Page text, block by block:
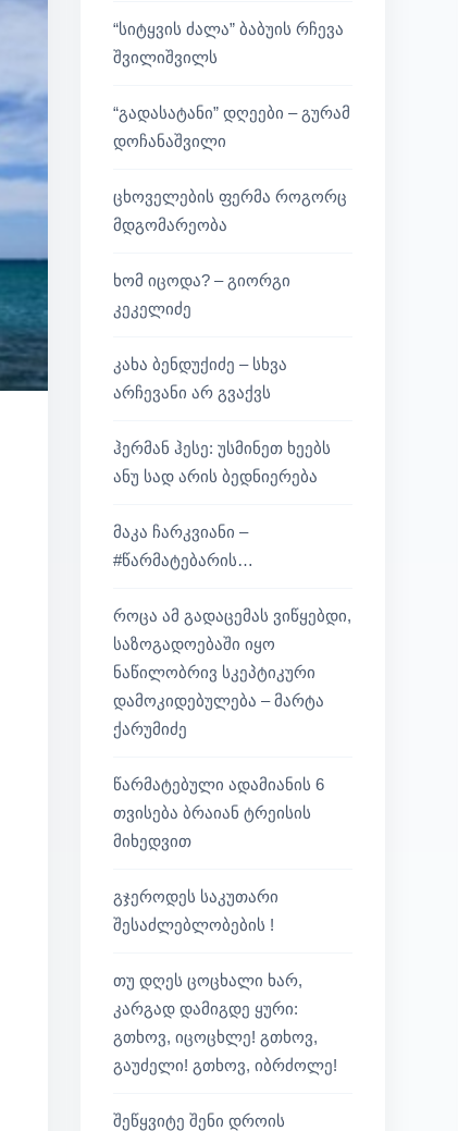
“სიტყვის ძალა” ბაბუის რჩევა
შვილიშვილს
“გადასატანი” დღეები – გურამ
დოჩანაშვილი
ცხოველების ფერმა როგორც
მდგომარეობა
ხომ იცოდა? – გიორგი
კეკელიძე
კახა ბენდუქიძე – სხვა
არჩევანი არ გვაქვს
ჰერმან ჰესე: უსმინეთ ხეებს
ანუ სად არის ბედნიერება
მაკა ჩარკვიანი –
#წარმატებარის…
როცა ამ გადაცემას ვიწყებდი,
საზოგადოებაში იყო
ნაწილობრივ სკეპტიკური
დამოკიდებულება – მარტა
ქარუმიძე
წარმატებული ადამიანის 6
თვისება ბრაიან ტრეისის
მიხედვით
გჯეროდეს საკუთარი
შესაძლებლობების !
თუ დღეს ცოცხალი ხარ,
კარგად დამიგდე ყური:
გთხოვ, იცოცხლე! გთხოვ,
გაუძელი! გთხოვ, იბრძოლე!
შეწყვიტე შენი დროის